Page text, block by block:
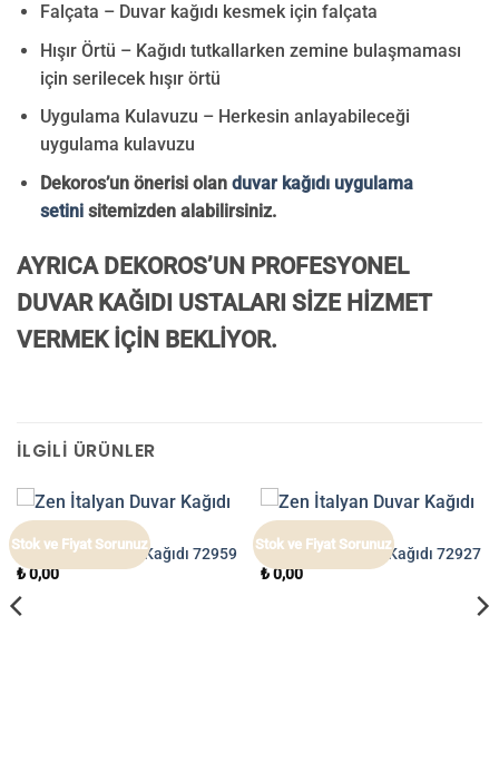
Falçata – Duvar kağıdı kesmek için falçata
Hışır Örtü – Kağıdı tutkallarken zemine bulaşmaması
için serilecek hışır örtü
Uygulama Kulavuzu – Herkesin anlayabileceği
uygulama kulavuzu
Dekoros’un önerisi olan duvar kağıdı uygulama
setinisitemizden alabilirsiniz.
AYRICA DEKOROS’UN PROFESYONEL
DUVAR KAĞIDI USTALARI SİZE HİZMET
VERMEK İÇİN BEKLİYOR.
İLGILI ÜRÜNLER
Stok ve Fiyat Sorunuz
Zen İtalyan Duvar Kağıdı 72959
₺0,00
Stok ve Fiyat Sorunuz
Zen İtalyan Duvar Kağıdı 72927
₺0,00